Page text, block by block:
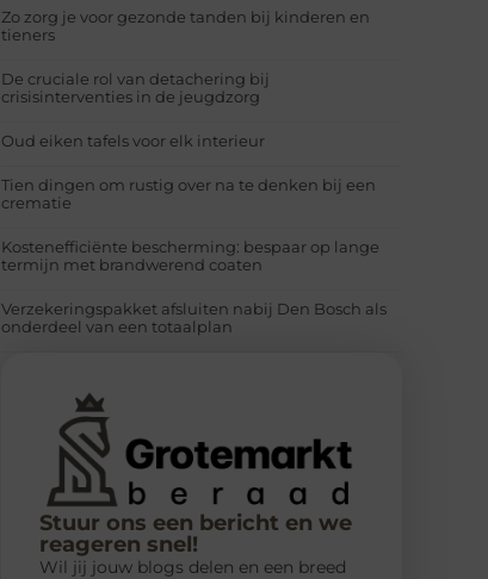
Zo zorg je voor gezonde tanden bij kinderen en
tieners
De cruciale rol van detachering bij
crisisinterventies in de jeugdzorg
Oud eiken tafels voor elk interieur
Tien dingen om rustig over na te denken bij een
crematie
Kostenefficiënte bescherming: bespaar op lange
termijn met brandwerend coaten
Verzekeringspakket afsluiten nabij Den Bosch als
onderdeel van een totaalplan
Stuur ons een bericht en we
reageren snel!
Wil jij jouw blogs delen en een breed